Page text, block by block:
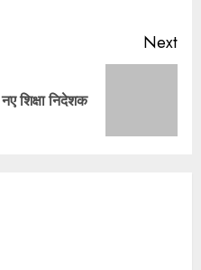
Next
शिक्षा निदेशक